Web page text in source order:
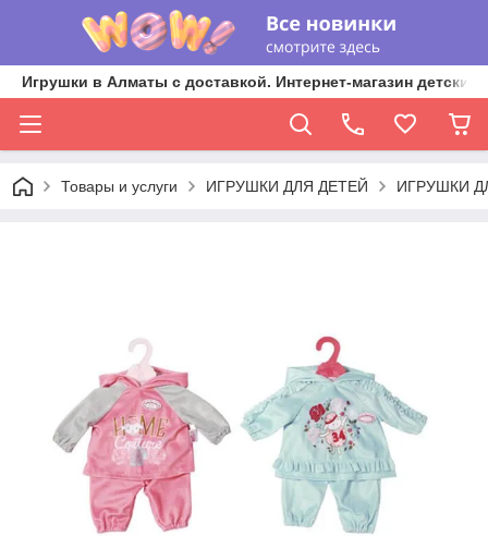
Игрушки в Алматы с доставкой. Интернет-магазин
Товары и услуги ИГРУШКИ ДЛЯ ДЕТЕЙ ИГРУШКИ